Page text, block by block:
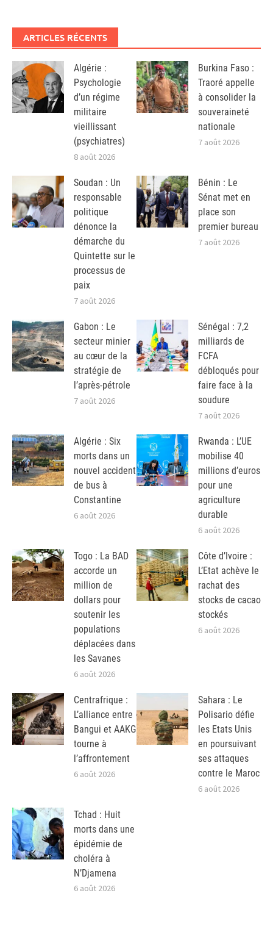
ARTICLES RÉCENTS
Algérie :
Psychologie
d’un régime
militaire
vieillissant
(psychiatres)
8 août 2026
Burkina Faso :
Traoré appelle
à consolider la
souveraineté
nationale
7 août 2026
Soudan : Un
responsable
politique
dénonce la
démarche du
Quintette sur le
processus de
paix
7 août 2026
Bénin : Le
Sénat met en
place son
premier bureau
7 août 2026
Gabon : Le
secteur minier
au cœur de la
stratégie de
l’après-pétrole
7 août 2026
Sénégal : 7,2
milliards de
FCFA
débloqués pour
faire face à la
soudure
7 août 2026
Algérie : Six
morts dans un
nouvel accident
de bus à
Constantine
6 août 2026
Rwanda : L’UE
mobilise 40
millions d’euros
pour une
agriculture
durable
6 août 2026
Togo : La BAD
accorde un
million de
dollars pour
soutenir les
populations
déplacées dans
les Savanes
6 août 2026
Côte d’Ivoire :
L’Etat achève le
rachat des
stocks de cacao
stockés
6 août 2026
Centrafrique :
L’alliance entre
Bangui et AAKG
tourne à
l’affrontement
6 août 2026
Sahara : Le
Polisario défie
les Etats Unis
en poursuivant
ses attaques
contre le Maroc
6 août 2026
Tchad : Huit
morts dans une
épidémie de
choléra à
N’Djamena
6 août 2026